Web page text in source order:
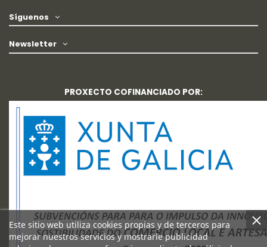
Este sitio web utiliza cookies propias y de terceros para
mejorar nuestros servicios y mostrarle publicidad
Síguenos
Newsletter
PROXECTO COFINANCIADO POR: